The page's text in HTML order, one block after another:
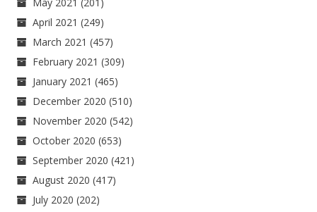
May 2021 (201)
April 2021 (249)
March 2021 (457)
February 2021 (309)
January 2021 (465)
December 2020 (510)
November 2020 (542)
October 2020 (653)
September 2020 (421)
August 2020 (417)
July 2020 (202)